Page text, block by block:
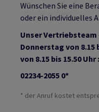
Wünschen Sie eine
oder ein individuelles
Unser Vertriebsteam
Donnerstag von 8.15
von 8.15 bis 15.50 Uhr :
02234-2055 0*
* der Anruf kostet